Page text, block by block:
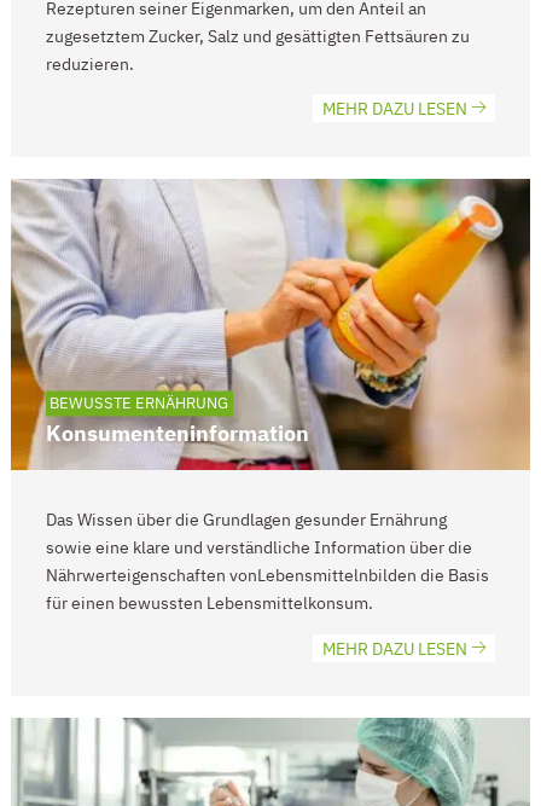
Rezepturen seiner Eigenmarken, um den Anteil an
zugesetztem Zucker, Salz und gesättigten Fettsäuren zu
reduzieren.
MEHR DAZU LESEN
BEWUSSTE ERNÄHRUNG
Konsumenteninformation
Das Wissen über die Grundlagen gesunder Ernährung
sowie eine klare und verständliche Information über die
Nährwerteigenschaften vonLebensmittelnbilden die Basis
füreinen bewussten Lebensmittelkonsum.
MEHR DAZU LESEN